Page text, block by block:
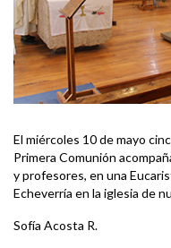
El miércoles 10 de mayo
Primera Comunión
y profesores, en una
Echeverría en la iglesia de
Sofía Acosta R.